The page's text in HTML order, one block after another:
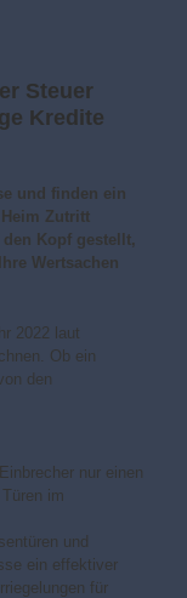
Steuer
Kredite
und finden ein
Zutritt
Kopf gestellt,
Wertsachen
2022 laut
Ob ein
den
nur einen
im
und
ein effektiver
für